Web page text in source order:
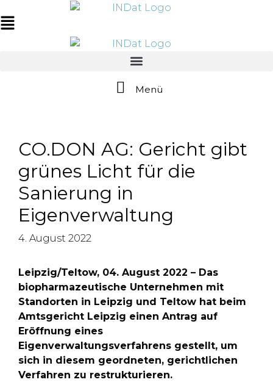
springen
Inhalt
Main
Menü
CO.DON AG: Gericht gibt
grünes Licht für die
Sanierung in
Eigenverwaltung
4. August 2022
Leipzig/Teltow, 04. August 2022 – Das
biopharmazeutische Unternehmen mit
Standorten in Leipzig und Teltow hat beim
Amtsgericht Leipzig einen Antrag auf
Eröffnung eines
Eigenverwaltungsverfahrens gestellt, um
sich in diesem geordneten, gerichtlichen
Verfahren zu restrukturieren.